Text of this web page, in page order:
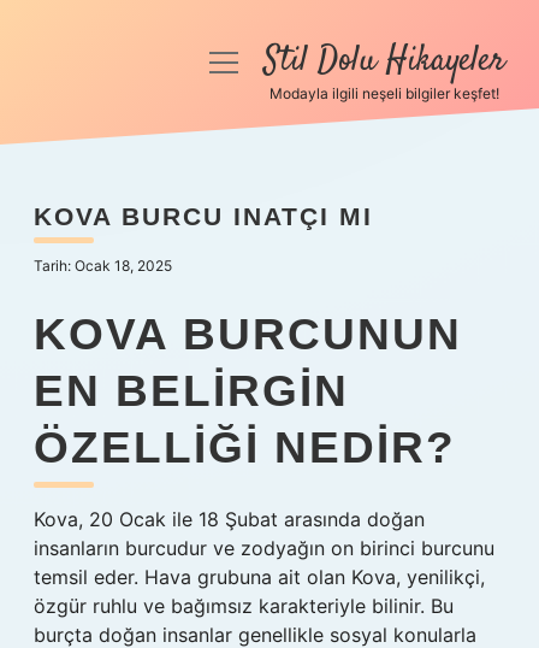
Anasayfa
Yasal Uyarı
menüyüStil Dolu Hikayeler
Modayla ilgili neşeli bilgiler keşfet!
KOVA BURCU INATÇI MI
Tarih: Ocak 18, 2025
KOVA BURCUNUN
EN BELIRGIN
ÖZELLIĞI NEDIR?
Kova, 20 Ocak ile 18 Şubat arasında doğan
insanların burcudur ve zodyağın on birinci burcunu
temsil eder. Hava grubuna ait olan Kova, yenilikçi,
özgür ruhlu ve bağımsız karakteriyle bilinir. Bu
burçta doğan insanlar genellikle sosyal konularla